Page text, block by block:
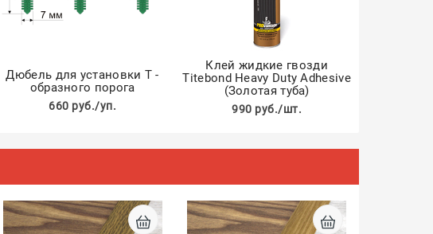
Дюбель для установки Т -
образного порога
660 руб./уп.
Клей жидкие гвозди
Titebond Heavy Duty Adhesive
(Золотая туба)
990 руб./шт.